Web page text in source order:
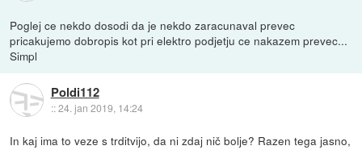
Poglej ce nekdo dosodi da je nekdo zaracunaval prevec
pricakujemo dobropis kot pri elektro podjetju ce nakazem prevec...
Simpl
Poldi112
::24. jan 2019, 14:24
In kaj ima to veze s trditvijo, da ni zdaj nič bolje? Razen tega jasno,